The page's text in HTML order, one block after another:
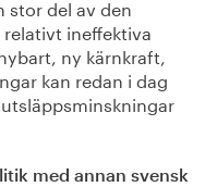
stor del av den
ineffektiva
ny kärnkraft,
kan redan i dag
med annan svensk